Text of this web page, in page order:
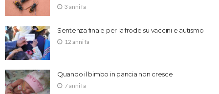
3 anni fa
Sentenza finale per la frode su vaccini e autismo
12 anni fa
Quando il bimbo in pancia non cresce
7 anni fa